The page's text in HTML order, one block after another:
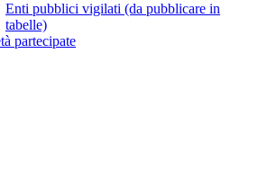
Enti pubblici vigilati (da pubblicare in
tabelle)
partecipate